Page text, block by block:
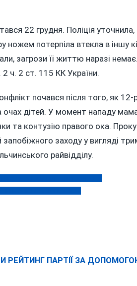
22 грудня. Поліція
ножем потерпіла втекла в іншу
загрози її життю наразі
ч. 2 ст. 115 КК України.
почався після того, як 12-
дітей. У момент нападу
та контузію правого ока.
заходу у вигляді
райвідділу.
РЕЙТИНГ ПАРТІЇ ЗА